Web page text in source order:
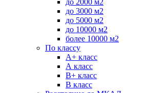
до 2000 м2
до 3000 м2
до 5000 м2
до 10000 м2
более 10000 м2
По классу
A+ класс
А класс
В+ класс
B класс